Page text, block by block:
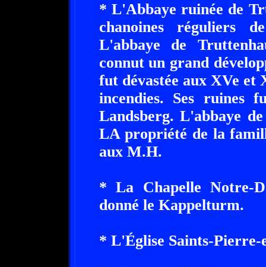
* L'Abbaye ruinée de
chanoines réguliers
L'abbaye de
connut un grand
fut dévastée aux XVe et
incendies. Ses ruines
Landsberg. L'abbaye
LA propriété de la
aux M.H.
* La Chapelle Notre-
donné le Kappelturm.
* L'Église Saints-Pierre-